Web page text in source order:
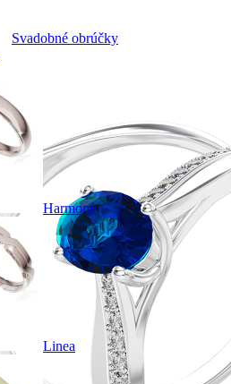
Svadobné obrúčky
Harmony
Linea